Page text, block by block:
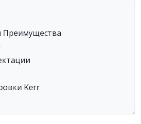
Преимущества
Kerr